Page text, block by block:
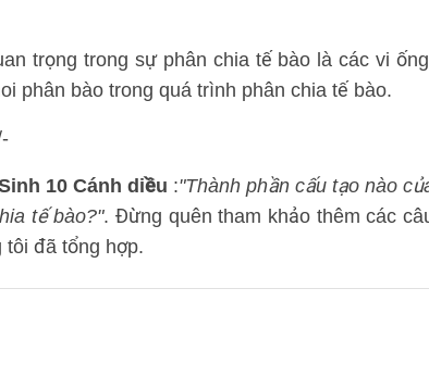
trọng trong sự phân chia tế bào là các vi
phân bào trong quá trình phân chia tế bào.
10 Cánh diều :"Thành phần cấu tạo nào
tế bào?". Đừng quên tham khảo thêm các
tôi đã tổng hợp.